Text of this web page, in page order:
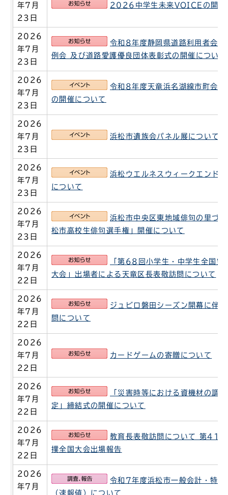
年7月
23日
お知らせ 2026中学生未来VOICEの開催
2026
年7月
23日
お知らせ
令和8年度静岡県道路利用者会議
例会 及び道路愛護優良団体表彰式の開催について
2026
年7月
23日
イベント
令和8年度天竜浜名湖線市町会
の開催について
2026
年7月
23日
イベント 浜松市遺族会パネル展について
2026
年7月
23日
イベント
浜松ウエルネスウィークエンド
について
2026
年7月
23日
イベント
浜松市中央区東地域俳句の里づ
松市高校生俳句選手権」開催について
2026
年7月
22日
お知らせ
「第68回小学生・中学生全国空
大会」出場者による天竜区長表敬訪問について
2026
年7月
22日
お知らせ
ジュビロ磐田シーズン開幕に伴
問について
2026
年7月
22日
お知らせ カードゲームの寄贈について
2026
年7月
22日
お知らせ
「災害時等における資機材の調
定」締結式の開催について
2026
年7月
22日
お知らせ
教育長表敬訪問について 第41
撲全国大会出場報告
2026
年7月
調査、報告
令和7年度浜松市一般会計・特別
（速報値）について